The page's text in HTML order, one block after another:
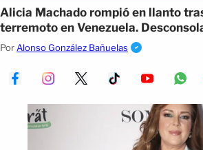
Alicia Machado rompió en llanto
terremoto en Venezuela.
situación de su hermano mayor
Por Alonso González Bañuelas